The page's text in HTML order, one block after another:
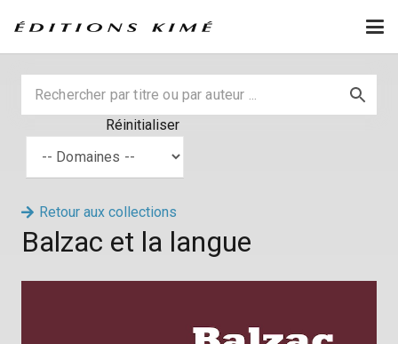
Réinitialiser
Retour aux collections
Balzac et la langue